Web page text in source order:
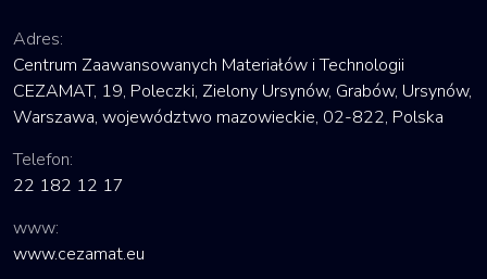
Adres:
Centrum Zaawansowanych Materiałów i Technologii
CEZAMAT, 19, Poleczki, Zielony Ursynów, Grabów, Ursynów,
Warszawa, województwo mazowieckie, 02-822, Polska
Telefon:
22 182 12 17
www:
www.cezamat.eu